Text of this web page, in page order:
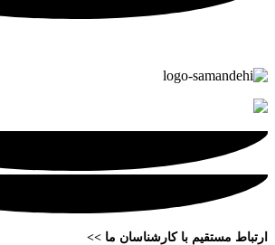
ارتباط مستقیم با کارشناسان ما >>